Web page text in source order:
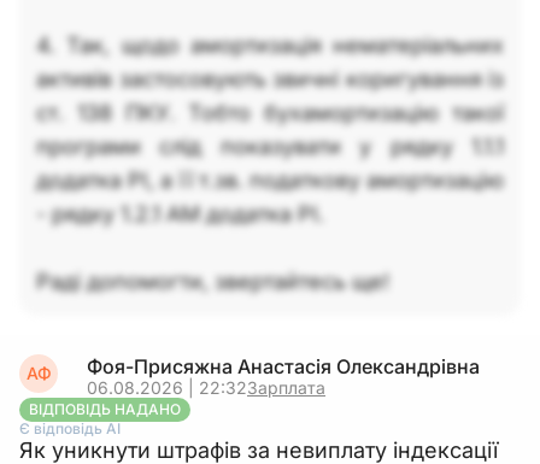
4. Так, щодо амортизація нематеріальних
активів застосовують звичні коригування із
ст. 138 ПКУ. Тобто бухамортизацію такої
програми слід показувати у рядку 1.1.1
додатка РІ, а її т.зв. податкову амортизацію
- рядку 1.2.1 АМ додатка РІ.
Раді допомогти, звертайтесь ще!
АФ Фоя-Присяжна Анастасія Олександрівна
06.08.2026 | 22:32Зарплата
ВІДПОВІДЬ НАДАНО
Є відповідь АІ
Як уникнути штрафів за невиплату індексації